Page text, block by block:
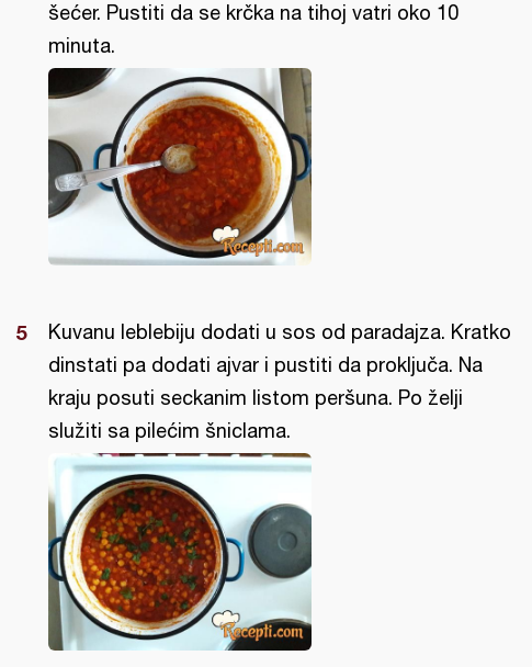
šećer. Pustiti da se krčka na tihoj vatri oko 10
minuta.
Kuvanu leblebiju dodati u sos od paradajza. Kratko
dinstati pa dodati ajvar i pustiti da proključa. Na
kraju posuti seckanim listom peršuna. Po želji
služiti sa pilećim šniclama.